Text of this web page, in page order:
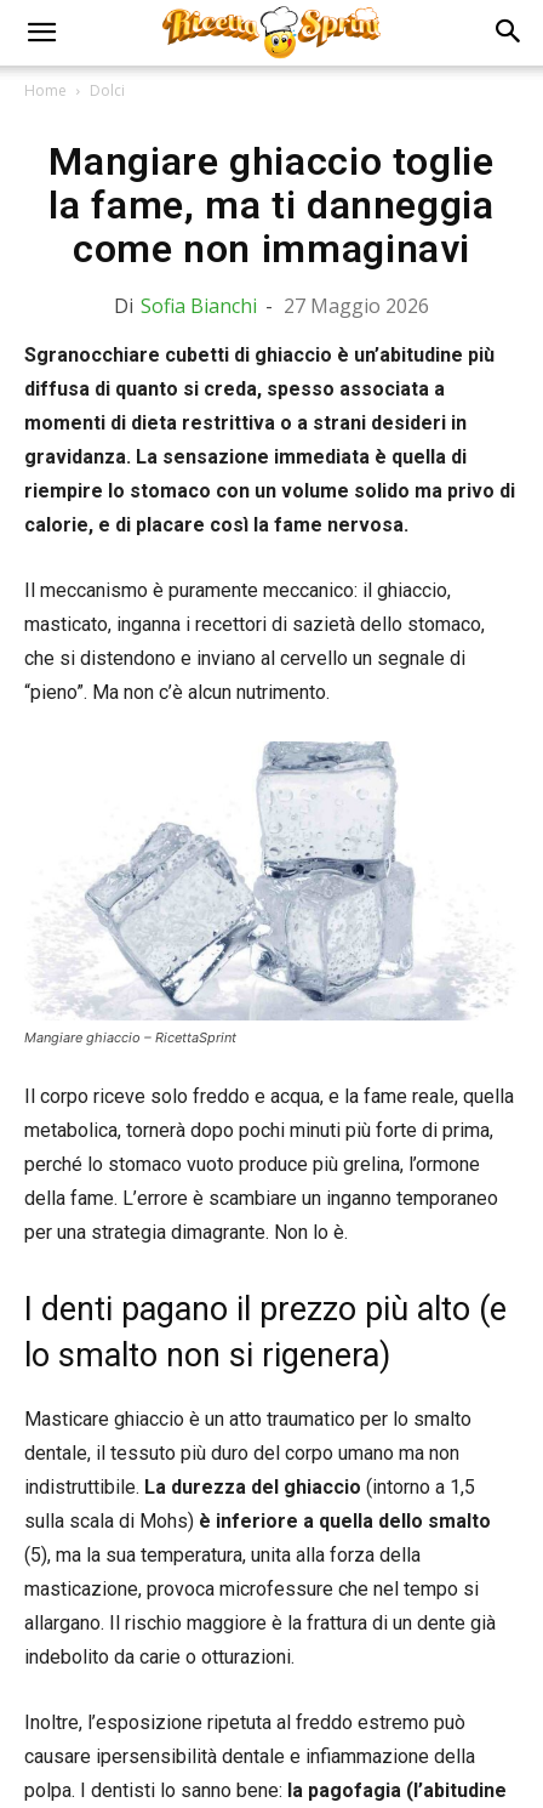
Home Dolci
Mangiare ghiaccio toglie
la fame, ma ti danneggia
come non immaginavi
Di Sofia Bianchi - 27 Maggio 2026
Sgranocchiare cubetti di ghiaccio è un’abitudine più
diffusa di quanto si creda, spesso associata a
momenti di dieta restrittiva o a strani desideri in
gravidanza. La sensazione immediata è quella di
riempire lo stomaco con un volume solido ma privo di
calorie, e di placare così la fame nervosa.
Il meccanismo è puramente meccanico: il ghiaccio,
masticato, inganna i recettori di sazietà dello stomaco,
che si distendono e inviano al cervello un segnale di
“pieno”. Ma non c’è alcun nutrimento.
Mangiare ghiaccio – RicettaSprint
Il corpo riceve solo freddo e acqua, e la fame reale, quella
metabolica, tornerà dopo pochi minuti più forte di prima,
perché lo stomaco vuoto produce più grelina, l’ormone
della fame. L’errore è scambiare un inganno temporaneo
per una strategia dimagrante. Non lo è.
I denti pagano il prezzo più alto (e
lo smalto non si rigenera)
Masticare ghiaccio è un atto traumatico per lo smalto
dentale, il tessuto più duro del corpo umano ma non
indistruttibile. La durezza del ghiaccio (intorno a 1,5
sulla scala di Mohs) è inferiore a quella dello smalto
(5), ma la sua temperatura, unita alla forza della
masticazione, provoca microfessure che nel tempo si
allargano. Il rischio maggiore è la frattura di un dente già
indebolito da carie o otturazioni.
Inoltre, l’esposizione ripetuta al freddo estremo può
causare ipersensibilità dentale e infiammazione della
polpa. I dentisti lo sanno bene: la pagofagia (l’abitudine